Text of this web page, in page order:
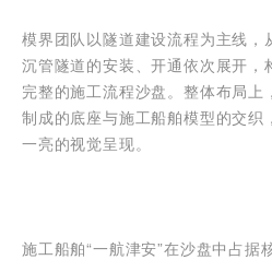
模界团队以隧道建设流程为主线，
沉管隧道的安装、开通依次展开，
完整的施工流程沙盘。整体布局上
制成的底座与施工船舶模型的交织
一亮的视觉呈现。
施工船舶“一航津安”在沙盘中占据